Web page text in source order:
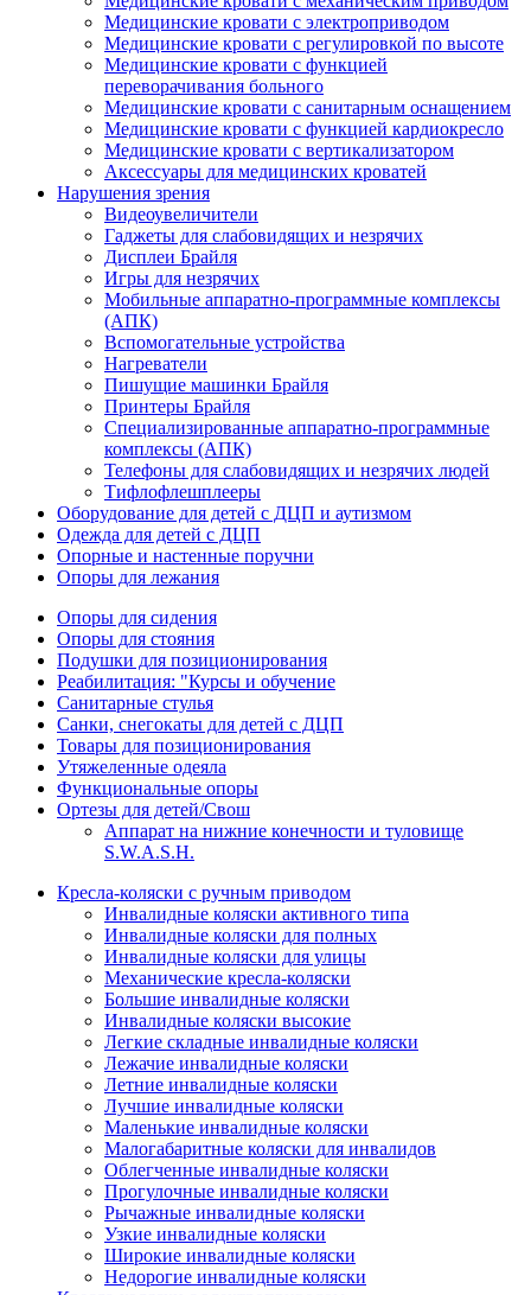
Медицинские кровати с электроприводом
Медицинские кровати с регулировкой по высоте
Медицинские кровати с функцией
переворачивания больного
Медицинские кровати с санитарным оснащением
Медицинские кровати с функцией кардиокресло
Медицинские кровати с вертикализатором
Аксессуары для медицинских кроватей
Нарушения зрения
Видеоувеличители
Гаджеты для слабовидящих и незрячих
Дисплеи Брайля
Игры для незрячих
Мобильные аппаратно-программные комплексы
(АПК)
Вспомогательные устройства
Нагреватели
Пишущие машинки Брайля
Принтеры Брайля
Специализированные аппаратно-программные
комплексы (АПК)
Телефоны для слабовидящих и незрячих людей
Тифлофлешплееры
Оборудование для детей с ДЦП и аутизмом
Одежда для детей с ДЦП
Опорные и настенные поручни
Опоры для лежания
Опоры для сидения
Опоры для стояния
Подушки для позиционирования
Реабилитация: "Курсы и обучение
Санитарные стулья
Санки, снегокаты для детей с ДЦП
Товары для позиционирования
Утяжеленные одеяла
Функциональные опоры
Ортезы для детей/Свош
Аппарат на нижние конечности и туловище
S.W.A.S.H.
Кресла-коляски с ручным приводом
Инвалидные коляски активного типа
Инвалидные коляски для полных
Инвалидные коляски для улицы
Механические кресла-коляски
Большие инвалидные коляски
Инвалидные коляски высокие
Легкие складные инвалидные коляски
Лежачие инвалидные коляски
Летние инвалидные коляски
Лучшие инвалидные коляски
Маленькие инвалидные коляски
Малогабаритные коляски для инвалидов
Облегченные инвалидные коляски
Прогулочные инвалидные коляски
Рычажные инвалидные коляски
Узкие инвалидные коляски
Широкие инвалидные коляски
Недорогие инвалидные коляски